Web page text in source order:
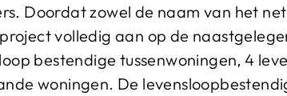
Doordat zowel de naam van het
volledig aan op de
bestendige tussenwoningen, 4
woningen. De